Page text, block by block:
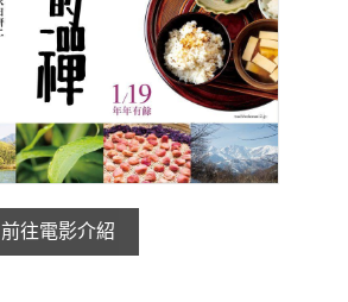
前往電影介紹
加入iShow
會員活動
會員Q&A